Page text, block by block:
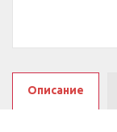
Описание